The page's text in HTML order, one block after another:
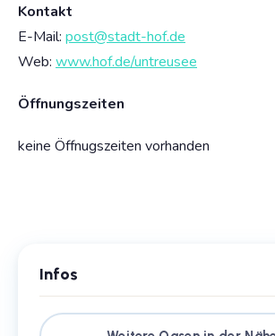
Kontakt
E-Mail: post@stadt-hof.de
Web: www.hof.de/untreusee
Öffnungszeiten
keine Öffnugszeiten vorhanden
Infos